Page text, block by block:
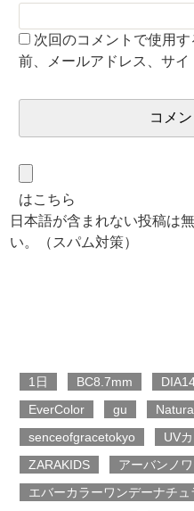
次回のコメントで使用
前、メールアドレス、サイ
はこちら
日本語が含まれない投稿は
い。（スパム対策）
1日 BC8.7mm
EverColor
gu
senceofgracetokyo
UV
ZARAKIDS
アーバンノ
エバーカラーワンデーナチ